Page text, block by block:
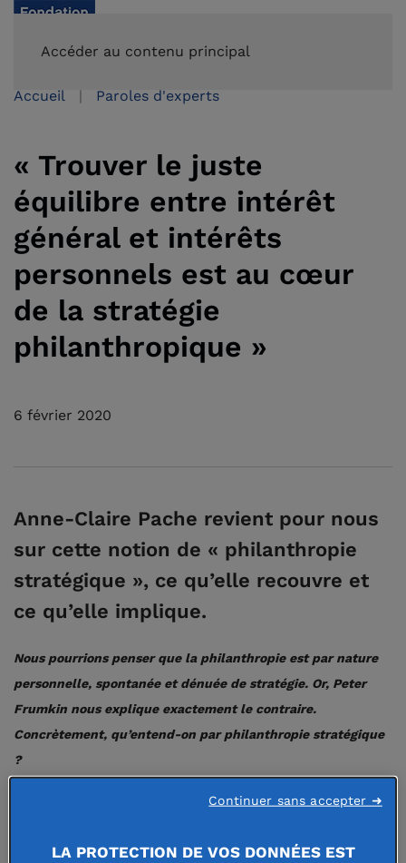
Accéder au contenu principal
Accueil Paroles d'experts
« Trouver le juste
équilibre entre intérêt
général et intérêts
personnels est au cœur
de la stratégie
philanthropique »
6 février 2020
Anne-Claire Pache revient pour nous
sur cette notion de « philanthropie
stratégique », ce qu’elle recouvre et
ce qu’elle implique.
Nous pourrions penser que la philanthropie est par nature
personnelle, spontanée et dénuée de stratégie. Or, Peter
Frumkin nous explique exactement le contraire.
Concrètement, qu’entend-on par philanthropie stratégique
?
La
LA PROTECTION DE VOS DONNÉES EST
Continuer sans accepter ➜